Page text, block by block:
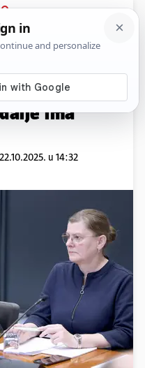
Komentari
nije na
ima
u 14:32